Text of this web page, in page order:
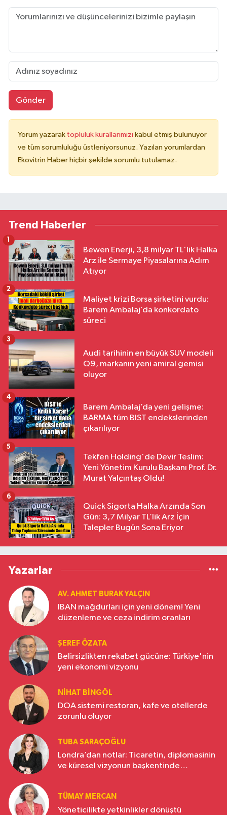
Gönder
Yorum yazarak topluluk kurallarımızı kabul etmiş bulunuyor
ve tüm sorumluluğu üstleniyorsunuz. Yazılan yorumlardan
Ekovitrin Haber hiçbir şekilde sorumlu tutulamaz.
Trend Haberler
Bewen Enerji, 3,8 milyar TL'lik Halka
Arz ile Sermaye Piyasalarına Adım
Atıyor
1
Maliyet krizi Borsa şirketini vurdu:
Barem Ambalaj’da konkordato
süreci
2
Audi tarihinin en büyük SUV modeli
Q9, markanın yeni amiral gemisi
oluyor
3
Barem Ambalaj’da yeni gelişme:
BARMA tüm BIST endekslerinden
çıkarılıyor
4
Tekfen Holding'de Devir Teslim:
Yeni Yönetim Kurulu Başkanı Prof. Dr.
Murat Yalçıntaş Oldu!
5
Quick Sigorta Halka Arzında Son
Gün: 3,7 Milyar TL’lik Arz İçin
Talepler Bugün Sona Eriyor
6
Yazarlar
AV. AHMET BURAK YALÇIN
IBAN mağdurları için yeni dönem! Yeni
düzenleme ve ceza indirim oranları
ŞEREF ÖZATA
Belirsizlikten rekabet gücüne: Türkiye'nin
yeni ekonomi vizyonu
NIHAT BINGÖL
DOA sistemi restoran, kafe ve otellerde
zorunlu oluyor
TUBA SARAÇOĞLU
Londra’dan notlar: Ticaretin, diplomasinin
ve küresel vizyonun başkentinde
TÜMAY MERCAN
Yöneticilikte yetkinlikler dönüştü